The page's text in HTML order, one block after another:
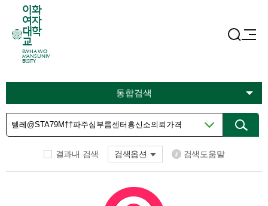
이화
여자
대학
교
EWHA WO
MANS UNIV
ERSITY
통합검색
결과내 검색 검색옵션 검색도움말